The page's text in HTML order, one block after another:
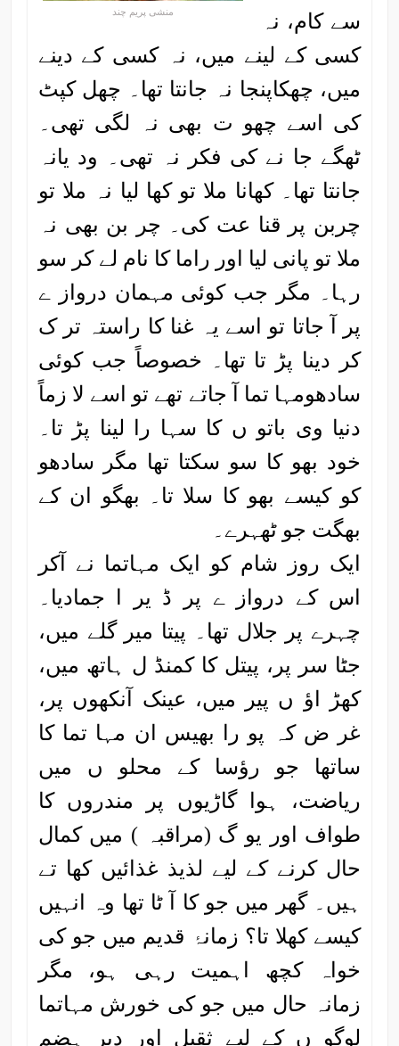
منشی پریم چند
سے کام، نہ
کسی کے لینے میں، نہ کسی کے دینے
میں، چھکاپنجا نہ جانتا تھا۔ چھل کپٹ
کی اسے چھو ت بھی نہ لگی تھی۔
ٹھگے جا نے کی فکر نہ تھی۔ ود یانہ
جانتا تھا۔ کھانا ملا تو کھا لیا نہ ملا تو
چربن پر قنا عت کی۔ چر بن بھی نہ
ملا تو پانی لیا اور راما کا نام لے کر سو
رہا۔ مگر جب کوئی مہمان درواز ے
پر آ جاتا تو اسے یہ غنا کا راستہ تر ک
کر دینا پڑ تا تھا۔ خصوصاً جب کوئی
سادھومہا تما آ جاتے تھے تو اسے لا زماً
دنیا وی باتو ں کا سہا را لینا پڑ تا۔
خود بھو کا سو سکتا تھا مگر سادھو
کو کیسے بھو کا سلا تا۔ بھگو ان کے
بھگت جو ٹھہرے۔
ایک روز شام کو ایک مہاتما نے آکر
اس کے درواز ے پر ڈ یر ا جمادیا۔
چہرے پر جلال تھا۔ پیتا میر گلے میں،
جٹا سر پر، پیتل کا کمنڈ ل ہاتھ میں،
کھڑ اؤ ں پیر میں، عینک آنکھوں پر،
غر ض کہ پو را بھیس ان مہا تما کا
ساتھا جو رؤسا کے محلو ں میں
ریاضت، ہوا گاڑیوں پر مندروں کا
طواف اور یو گ (مراقبہ ) میں کمال
حال کرنے کے لیے لذیذ غذائیں کھا تے
ہیں۔ گھر میں جو کا آ ٹا تھا وہ انہیں
کیسے کھلا تا؟ زمانۂ قدیم میں جو کی
خواہ کچھ اہمیت رہی ہو، مگر
زمانہ حال میں جو کی خورش مہاتما
لوگو ں کے لیے ثقیل اور دیر ہضم